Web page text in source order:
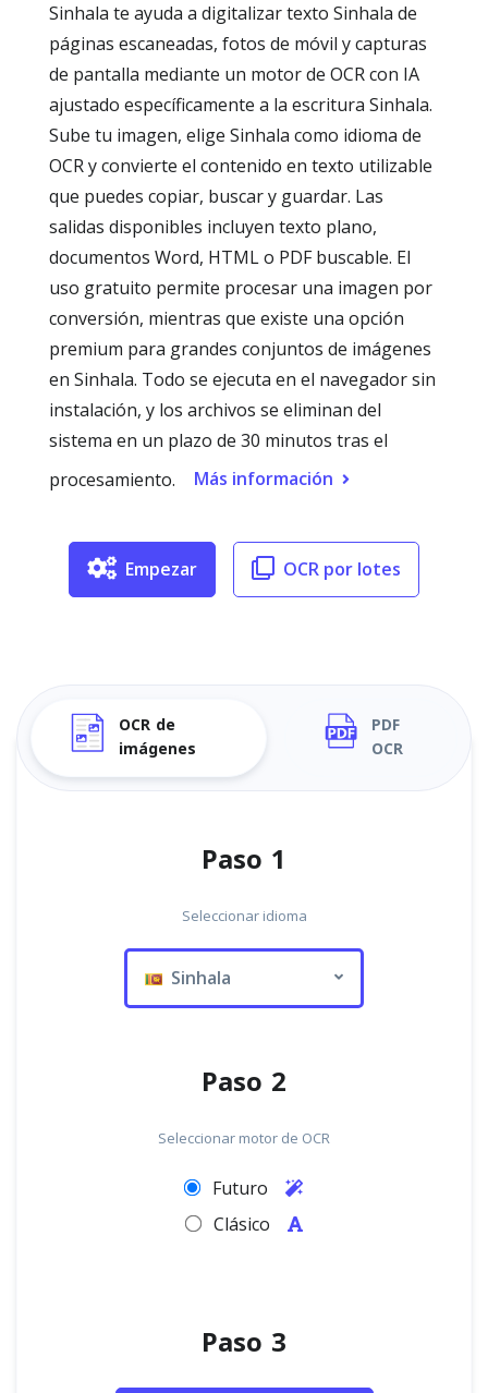
Sinhala te ayuda a digitalizar texto Sinhala de
páginas escaneadas, fotos de móvil y capturas
de pantalla mediante un motor de OCR con IA
ajustado específicamente a la escritura Sinhala.
Sube tu imagen, elige Sinhala como idioma de
OCR y convierte el contenido en texto utilizable
que puedes copiar, buscar y guardar. Las
salidas disponibles incluyen texto plano,
documentos Word, HTML o PDF buscable. El
uso gratuito permite procesar una imagen por
conversión, mientras que existe una opción
premium para grandes conjuntos de imágenes
en Sinhala. Todo se ejecuta en el navegador sin
instalación, y los archivos se eliminan del
sistema en un plazo de 30 minutos tras el
procesamiento.
Más información
Empezar OCR por lotes
OCR de
imágenes
PDF
OCR
Paso 1
Seleccionar idioma
Sinhala
Paso 2
Seleccionar motor de OCR
Futuro
Clásico
Paso 3